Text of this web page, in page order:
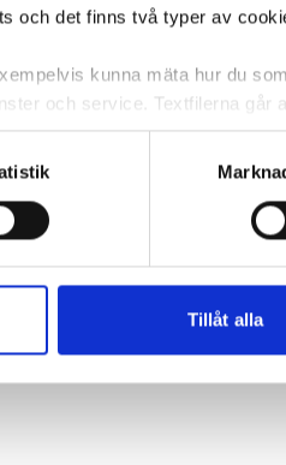
och det finns två typer av
kunna mäta hur du
och service. Textfilerna går
dator är endast ett unikt
tiden du är inne och besöker
och annan information
Dessa kan i sin tur kombinera
du har använt deras tjänster.
Tillåt alla
I lager 166 fp ca 1-2